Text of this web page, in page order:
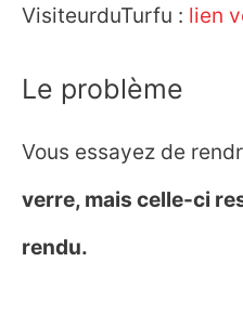
VisiteurduTurfu : lien
Le problème
Vous essayez de
verre, mais celle-ci
rendu.